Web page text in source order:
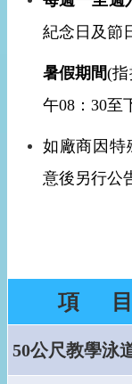
紀念日及節
暑假期間(指
午08：30至
如廠商因特
意後另行公
項 目
50公尺教學泳